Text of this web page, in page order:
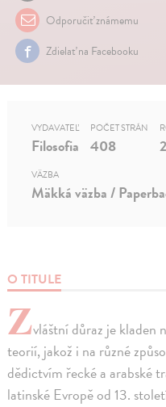
Odporučiť známemu
Zdielať na Facebooku
O TITULE
Zvláštní důraz je kladen
teorií, jakož i na různé
dědictvím řecké a arabské
latinské Evropě od 13.
VYDAVATEĽ
Filosofia
POČET STRÁN
408
VÄZBA
Mäkká väzba /